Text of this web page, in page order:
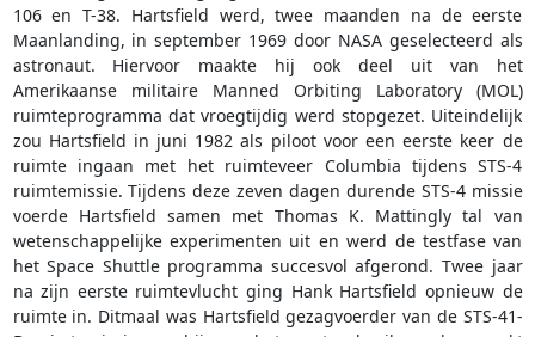
106 en T-38. Hartsfield werd, twee maanden na de eerste
Maanlanding, in september 1969 door NASA geselecteerd als
astronaut. Hiervoor maakte hij ook deel uit van het
Amerikaanse militaire Manned Orbiting Laboratory (MOL)
ruimteprogramma dat vroegtijdig werd stopgezet. Uiteindelijk
zou Hartsfield in juni 1982 als piloot voor een eerste keer de
ruimte ingaan met het ruimteveer Columbia tijdens STS-4
ruimtemissie. Tijdens deze zeven dagen durende STS-4 missie
voerde Hartsfield samen met Thomas K. Mattingly tal van
wetenschappelijke experimenten uit en werd de testfase van
het Space Shuttle programma succesvol afgerond. Twee jaar
na zijn eerste ruimtevlucht ging Hank Hartsfield opnieuw de
ruimte in. Ditmaal was Hartsfield gezagvoerder van de STS-41-